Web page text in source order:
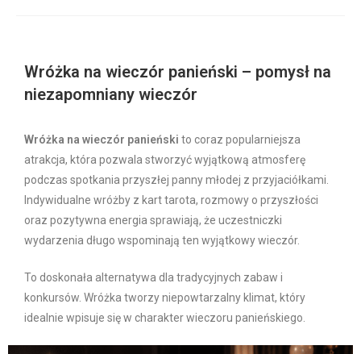
Wróżka na wieczór panieński – pomysł na
niezapomniany wieczór
Wróżka na wieczór panieński to coraz popularniejsza
atrakcja, która pozwala stworzyć wyjątkową atmosferę
podczas spotkania przyszłej panny młodej z przyjaciółkami.
Indywidualne wróżby z kart tarota, rozmowy o przyszłości
oraz pozytywna energia sprawiają, że uczestniczki
wydarzenia długo wspominają ten wyjątkowy wieczór.
To doskonała alternatywa dla tradycyjnych zabaw i
konkursów. Wróżka tworzy niepowtarzalny klimat, który
idealnie wpisuje się w charakter wieczoru panieńskiego.